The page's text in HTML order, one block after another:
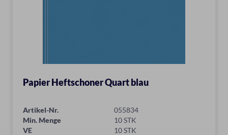
Papier Heftschoner Quart blau
Artikel-Nr.
055834
Min. Menge
10 STK
VE
10 STK